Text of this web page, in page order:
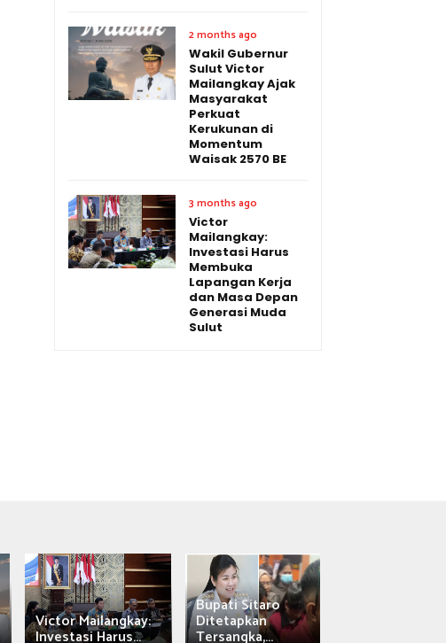
2 months ago
Wakil Gubernur
Sulut Victor
Mailangkay Ajak
Masyarakat
Perkuat
Kerukunan di
Momentum
Waisak 2570 BE
3 months ago
Victor
Mailangkay:
Investasi Harus
Membuka
Lapangan Kerja
dan Masa Depan
Generasi Muda
Sulut
Victor Mailangkay:
Investasi Harus...
Bupati Sitaro
Ditetapkan
Tersangka,...